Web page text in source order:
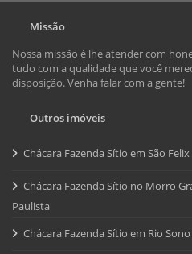
Missão
Nossa missão é lhe atender com
tudo com a qualidade que você
disposição. Venha falar com a gente!
Outros imóveis
Chácara Fazenda Sítio em São
Chácara Fazenda Sítio no Morro
Paulista
Chácara Fazenda Sítio em Rio Sono